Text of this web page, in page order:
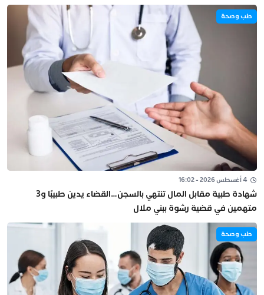
طب وصحة
4 أغسطس 2026 - 16:02
شهادة طبية مقابل المال تنتهي بالسجن…القضاء يدين طبيبًا و3
متهمين في قضية رشوة ببني ملال
طب وصحة